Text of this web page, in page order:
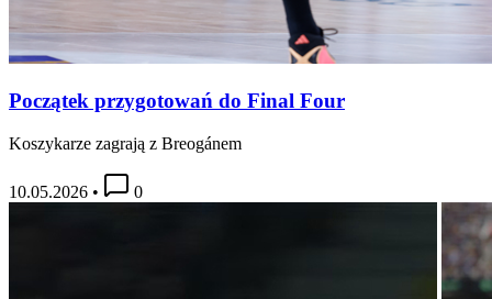
Początek przygotowań do Final Four
Koszykarze zagrają z Breogánem
10.05.2026 • 0